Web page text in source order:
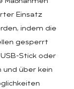
Einsatz
indem die
gesperrt
Stick oder
und über kein